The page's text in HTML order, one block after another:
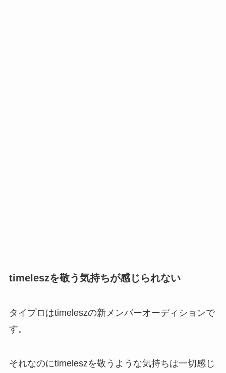
timeleszを敬う気持ちが感じられない
タイプロはtimeleszの新メンバーオーディションで
す。
それなのにtimeleszを敬うような気持ちは一切感じ